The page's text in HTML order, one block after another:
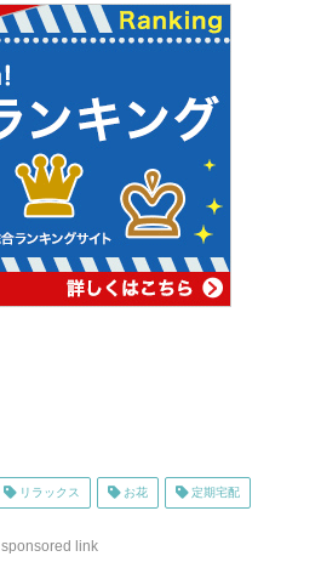
リラックス お花 定期宅配
sponsored link